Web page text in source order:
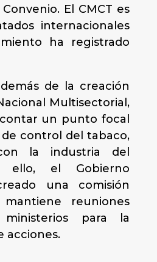
El CMCT es
internacionales
ha registrado
de la creación
Multisectorial,
un punto focal
control del tabaco,
la industria del
ello, el Gobierno
una comisión
reuniones
para la
acciones.